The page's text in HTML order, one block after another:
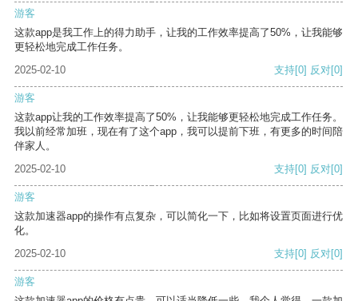
游客
这款app是我工作上的得力助手，让我的工作效率提高了50%，让我能够
更轻松地完成工作任务。
2025-02-10
支持[0] 反对[0]
游客
这款app让我的工作效率提高了50%，让我能够更轻松地完成工作任务。
我以前经常加班，现在有了这个app，我可以提前下班，有更多的时间陪
伴家人。
2025-02-10
支持[0] 反对[0]
游客
这款加速器app的操作有点复杂，可以简化一下，比如将设置页面进行优
化。
2025-02-10
支持[0] 反对[0]
游客